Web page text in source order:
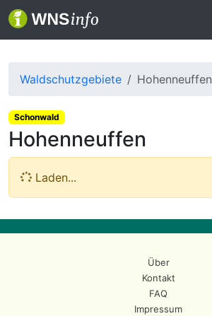
Waldschutzgebiete Hohenneuffen
Schonwald
Hohenneuffen
Laden...
Über
Kontakt
FAQ
Impressum